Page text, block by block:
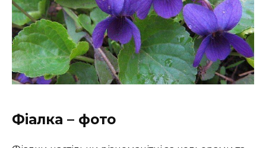
Фіалка – фото